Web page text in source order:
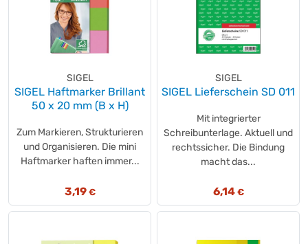
SIGEL
SIGEL Haftmarker Brillant
50 x 20 mm (B x H)
Zum Markieren, Strukturieren
und Organisieren. Die mini
Haftmarker haften immer...
3,19€
SIGEL
SIGEL Lieferschein SD 011
Mit integrierter
Schreibunterlage. Aktuell und
rechtssicher. Die Bindung
macht das...
6,14€